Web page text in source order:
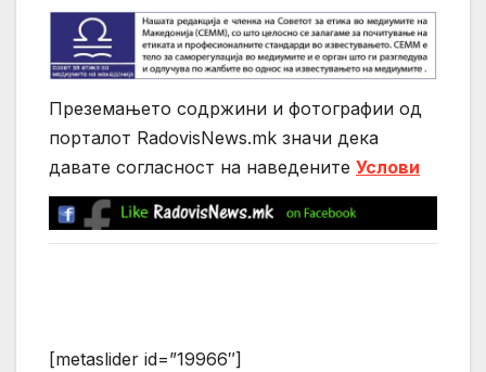
Преземањето содржини и фотографии од
порталот RadovisNews.mk значи дека
давате согласност на нaведените Услови
[metaslider id=”19966″]